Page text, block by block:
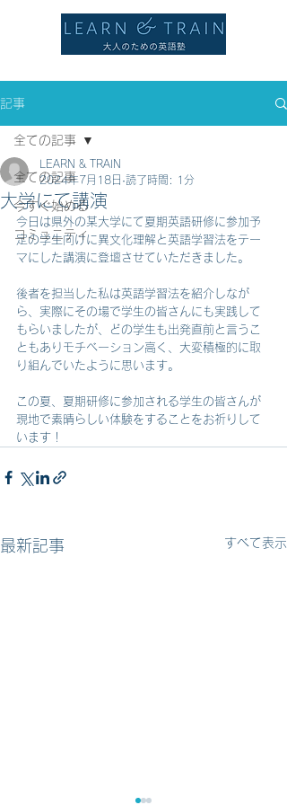
記事
全ての記事
今すぐ始める
コミュニティ
全ての記事
大学にて講演
LEARN & TRAIN
2024年7月18日 読了時間: 1分
今日は県外の某大学にて夏期英語研修に参加予
定の学生向けに異文化理解と英語学習法をテー
マにした講演に登壇させていただきました。
後者を担当した私は英語学習法を紹介しなが
ら、実際にその場で学生の皆さんにも実践して
もらいましたが、どの学生も出発直前と言うこ
ともありモチベーション高く、大変積極的に取
り組んでいたように思います。
この夏、夏期研修に参加される学生の皆さんが
現地で素晴らしい体験をすることをお祈りして
います！
最新記事 すべて表示